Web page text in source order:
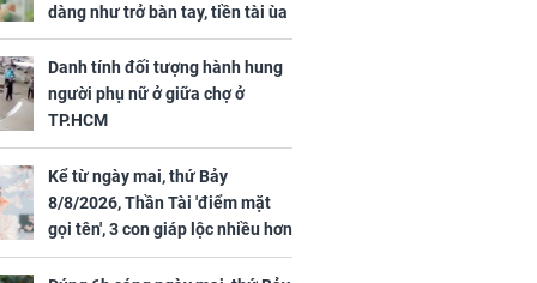
đối tượng
ở
dàng như trở bàn tay, tiền tài ùa
tới, ngồi không lộc cũng đến,
phú quý theo tới già
Danh tính đối tượng hành hung
người phụ nữ ở giữa chợ ở
TP.HCM
Kể từ ngày mai, thứ Bảy
8/8/2026, Thần Tài 'điểm mặt
gọi tên', 3 con giáp lộc nhiều hơn
sông, tài vận sáng như trăng